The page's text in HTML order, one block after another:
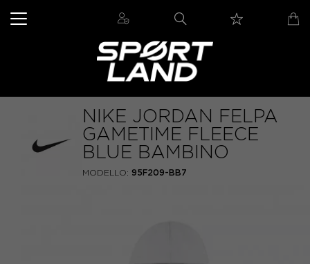
NIKE JORDAN FELPA
GAMETIME FLEECE
BLUE BAMBINO
MODELLO: 95F209-BB7